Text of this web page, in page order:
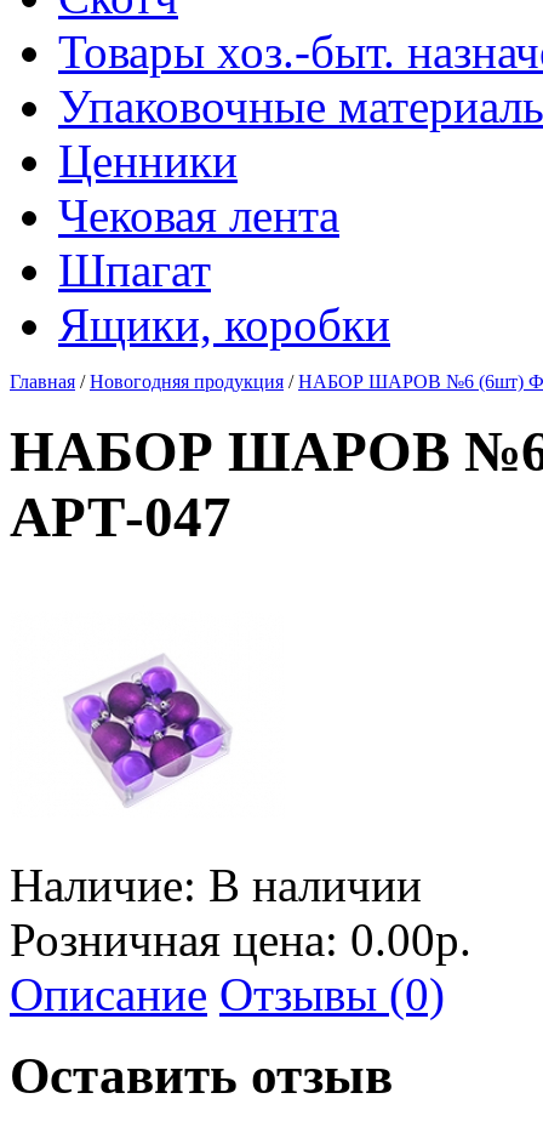
Товары хоз.-быт.
Упаковочные
Ценники
Чековая лента
Шпагат
Ящики, коробки
Главная /Новогодняя продукция /НАБОР ШАРОВ №6 (6шт)
НАБОР ШАРОВ
АРТ-047
Наличие: В наличии
Розничная цена: 0.00р.
Описание Отзывы (0)
Оставить отзыв